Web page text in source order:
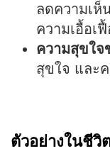
ลดความเห็
ความเอื้อเ
ความสุขใจ
สุขใจ และ
ตัวอย่างในชีวิ